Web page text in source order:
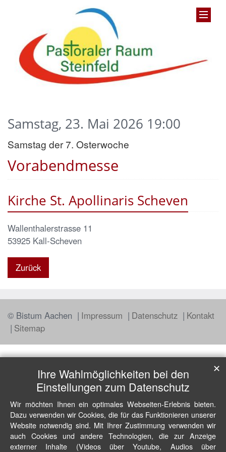
Vorabendmesse
Samstag, 23. Mai 2026 19:00
Samstag der 7. Osterwoche
Kirche St. Apollinaris Scheven
Wallenthalerstrasse 11
53925 Kall-Scheven
Zurück
© Bistum Aachen Impressum Datenschutz
Kontakt
Sitemap
Ihre Wahlmöglichkeiten bei den
Einstellungen zum Datenschutz
Wir möchten Ihnen ein optimales Webseiten-Erlebnis bieten.
Dazu verwenden wir Cookies, die für das Funktionieren unserer
Website notwendig sind. Mit Ihrer Zustimmung verwenden wir
auch Cookies und andere Technologien, die zur Anzeige
externer Inhalte (Videos über Youtube, Audios über
✕